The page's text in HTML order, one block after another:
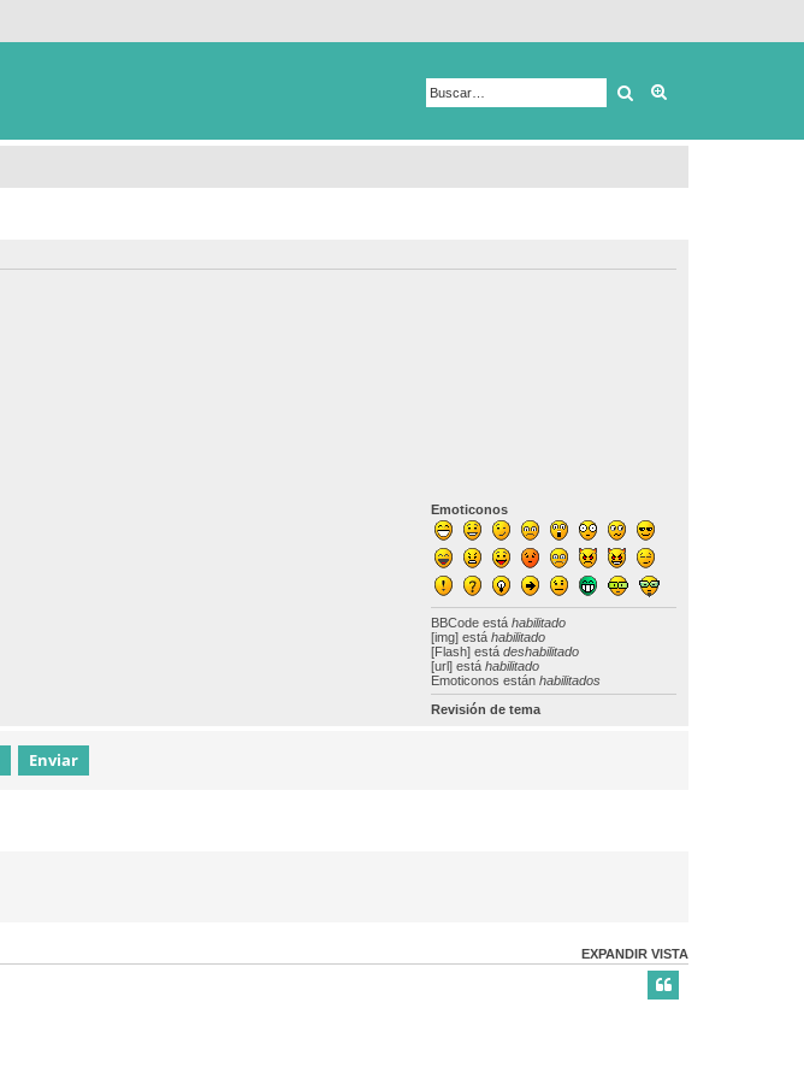
Buscar
Emoticonos
BBCode estáhabilitado
[img] estáhabilitado
[Flash] estádeshabilitado
[url] estáhabilitado
Emoticonos estánhabilitados
Revisión de tema
EXPANDIR VISTA